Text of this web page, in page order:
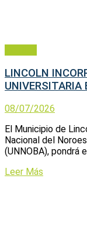
LINCOLN
UNIVERSITARIA
08/07/2026
El Municipio de
Nacional del
(UNNOBA), pondrá
Leer Más